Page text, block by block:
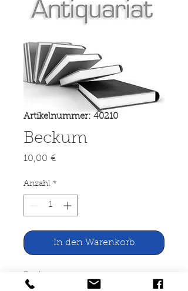
Artikelnummer: 40210
Beckum
10,00 €Preis
Anzahl *
In den Warenkorb